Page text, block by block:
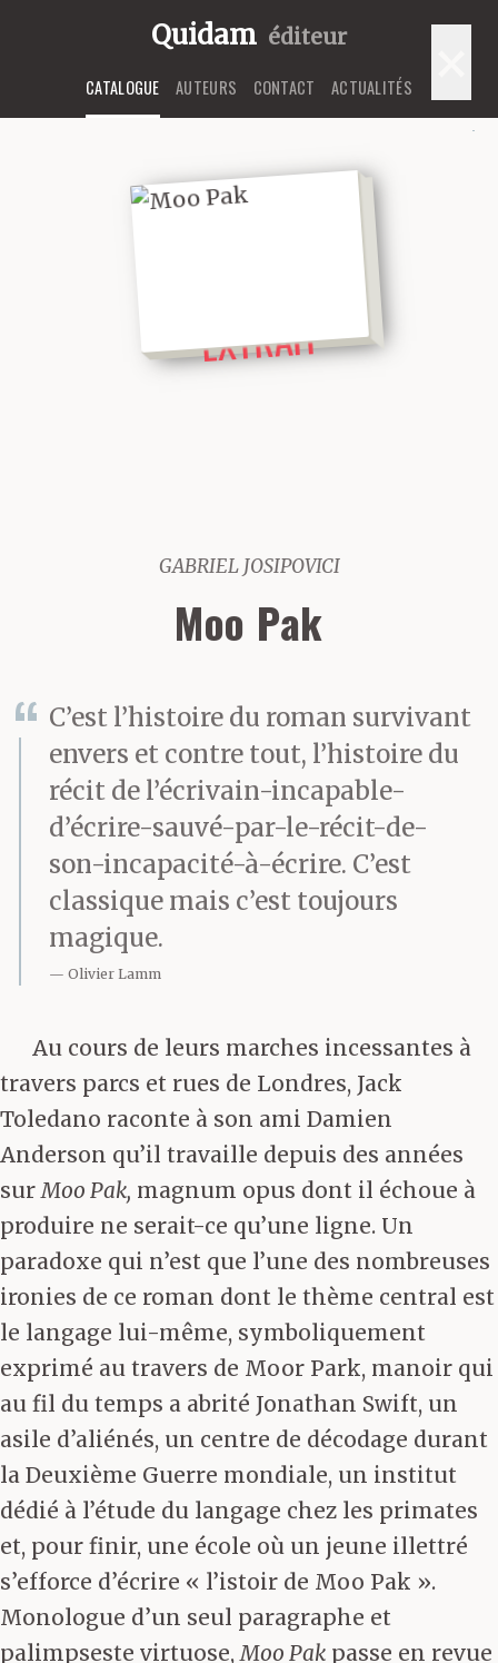
Quidam éditeur
CATALOGUE AUTEURS CONTACT ACTUALITÉS
EXTRAIT
GABRIEL JOSIPOVICI
Moo Pak
C’est l’histoire du roman survivant
envers et contre tout, l’histoire du
récit de l’écrivain-incapable-
d’écrire-sauvé-par-le-récit-de-
son-incapacité-à-écrire. C’est
classique mais c’est toujours
magique.
Olivier Lamm
Au cours de leurs marches incessantes à
travers parcs et rues de Londres, Jack
Toledano raconte à son ami Damien
Anderson qu’il travaille depuis des années
surMoo Pak, magnum opus dont il échoue à
produire ne serait-ce qu’une ligne. Un
paradoxe qui n’est que l’une des nombreuses
ironies de ce roman dont le thème central est
le langage lui-même, symboliquement
exprimé au travers de Moor Park, manoir qui
au fil du temps a abrité Jonathan Swift, un
asile d’aliénés, un centre de décodage durant
la Deuxième Guerre mondiale, un institut
dédié à l’étude du langage chez les primates
et, pour finir, une école où un jeune illettré
s’efforce d’écrire « l’istoir de Moo Pak ».
Monologue d’un seul paragraphe et
palimpseste virtuose,Moo Pak passe en revue